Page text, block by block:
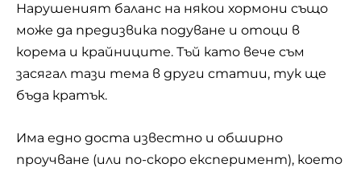
Нарушеният баланс на някои хормони също
може да предизвика подуване и отоци в
корема и крайниците. Тъй като вече съм
засягал тази тема в други статии, тук ще
бъда кратък.
Има едно доста известно и обширно
проучване (или по-скоро експеримент), което